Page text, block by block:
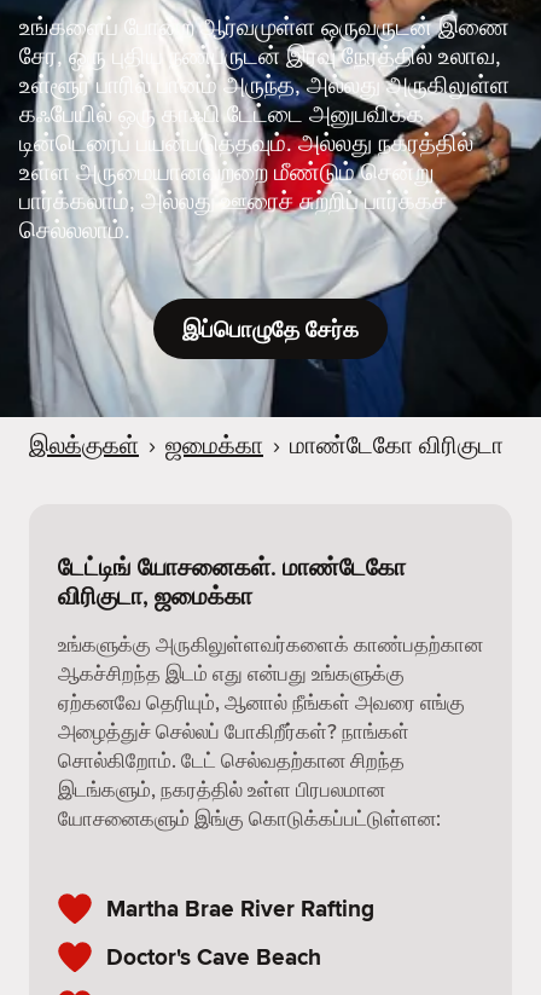
உங்களைப் போன்ற ஆர்வமுள்ள ஒருவருடன் இணை
சேர, ஒரு புதிய நண்பருடன் இரவு நேரத்தில் உலாவ,
உள்ளூர் பாரில் பானம் அருந்த, அல்லது அருகிலுள்ள
கஃபேயில் ஒரு காஃபி டேட்டை அனுபவிக்க
டின்டெரைப் பயன்படுத்தவும். அல்லது நகரத்தில்
உள்ள அருமையானவற்றை மீண்டும் சென்று
பார்க்கலாம், அல்லது ஊரைச் சுற்றிப் பார்க்கச்
செல்லலாம்.
இப்பொழுதே சேர்க
இலக்குகள் › ஜமைக்கா › மாண்டேகோ விரிகுடா
டேட்டிங் யோசனைகள். மாண்டேகோ
விரிகுடா, ஜமைக்கா
உங்களுக்கு அருகிலுள்ளவர்களைக் காண்பதற்கான
ஆகச்சிறந்த இடம் எது என்பது உங்களுக்கு
ஏற்கனவே தெரியும், ஆனால் நீங்கள் அவரை எங்கு
அழைத்துச் செல்லப் போகிறீர்கள்? நாங்கள்
சொல்கிறோம். டேட் செல்வதற்கான சிறந்த
இடங்களும், நகரத்தில் உள்ள பிரபலமான
யோசனைகளும் இங்கு கொடுக்கப்பட்டுள்ளன:
Martha Brae River Rafting
Doctor's Cave Beach